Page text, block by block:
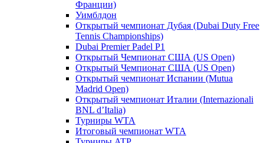
Франции)
Уимблдон
Открытый чемпионат Дубая (Dubai Duty Free
Tennis Championships)
Dubai Premier Padel P1
Открытый Чемпионат США (US Open)
Открытый Чемпионат США (US Open)
Открытый чемпионат Испании (Mutua
Madrid Open)
Открытый чемпионат Италии (Internazionali
BNL d’Italia)
Турниры WTA
Итоговый чемпионат WTA